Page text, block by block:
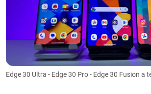
Edge 30 Ultra - Edge 30 Pro - Edge 30 Fusion a